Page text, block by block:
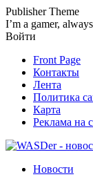
Publisher Theme
I’m a gamer,
Войти
Front Page
Контакты
Лента
Политика
Карта
Реклама на
Новости